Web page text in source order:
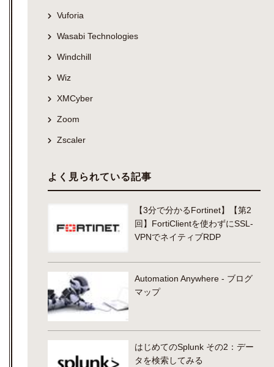
Vuforia
Wasabi Technologies
Windchill
Wiz
XMCyber
Zoom
Zscaler
よく見られている記事
【3分で分かるFortinet】【第2
回】FortiClientを使わずにSSL-
VPNでネイティブRDP
Automation Anywhere - ブログ
マップ
はじめてのSplunk その2：デー
タを検索してみる